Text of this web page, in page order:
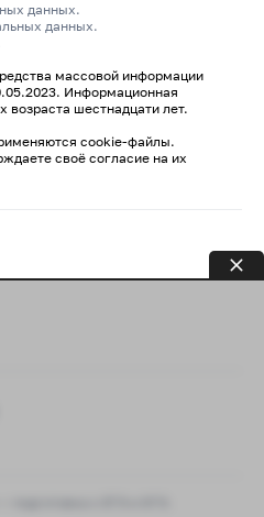
данных.
данных.
массовой информации
Информационная
возраста шестнадцати лет.
cookie-файлы.
своё согласие на их